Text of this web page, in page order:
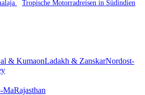
Tropische Motorradreisen in Südindien
& KumaonLadakh & ZanskarNordost-
MaRajasthan